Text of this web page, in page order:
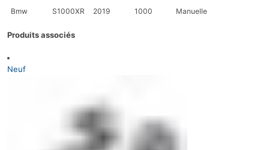
Bmw
S1000XR 2019 1000 Manuelle
Produits associés
Neuf